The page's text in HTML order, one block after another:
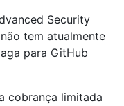
Security
tem atualmente
para GitHub
cobrança limitada